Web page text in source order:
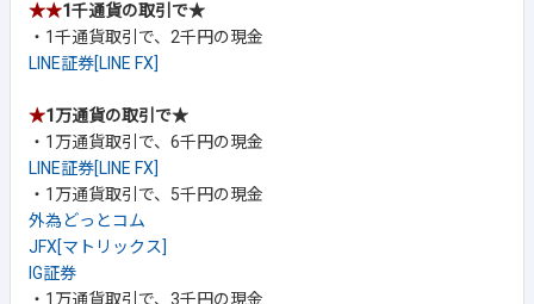
★★1千通貨の取引で★
・1千通貨取引で、2千円の現金
LINE証券[LINE FX]
★1万通貨の取引で★
・1万通貨取引で、6千円の現金
LINE証券[LINE FX]
・1万通貨取引で、5千円の現金
外為どっとコム
JFX[マトリックス]
IG証券
・1万通貨取引で、3千円の現金